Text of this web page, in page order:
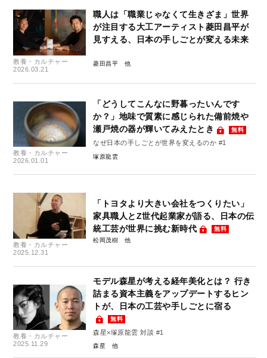
教養・カルチャー
2026.03.21
職人は「職業じゃなくて生きざま」世界
が注目する大工アーティスト菱田昌平が
見すえる、日本の手しごとが変える未来
菱田昌平
教養・カルチャー
2026.01.01
「どうしてこんなに野暮ったいんです
か？」地味で質素に感じられた備前焼や
瀬戸焼の器が輝いてみえたとき
無料
なぜ日本の手しごとが世界を変えるのか #1
塚原龍雲
教養・カルチャー
2025.12.31
「トヨタより大きい会社をつくりたい」
家具職人とZ世代起業家が語る、日本の伝
統工芸が世界に挑む新時代
無料
松岡茂樹
教養・カルチャー
2025.11.29
モデル森星が考える経年美化とは？ 行き
詰まる資本主義をアップデートするヒン
トが、日本の工芸や手しごとに宿る
無料
森星×塚原龍雲 対談 #1
森星